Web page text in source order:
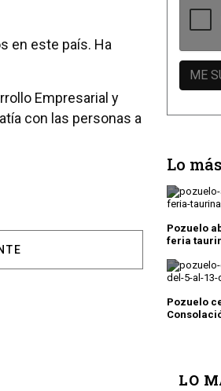
en este país. Ha
Empresarial y
con las personas a
CONSEGUIDO QUE SEAMOS
SIGUIENTE: PROPONGO A
Lo
Pozuelo
feria
Pozuelo
LO